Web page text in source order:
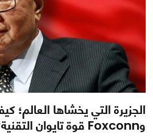
وFoxconn قوة تايوان التقنية؟